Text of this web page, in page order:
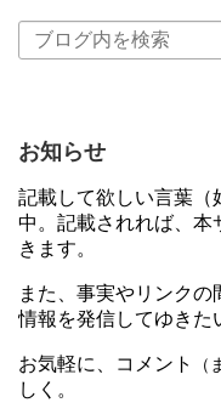
お知らせ
記載して欲しい言葉（
中。記載されれば、本
きます。
また、事実やリンク
情報を発信してゆきた
お気軽に、コメント （
しく。